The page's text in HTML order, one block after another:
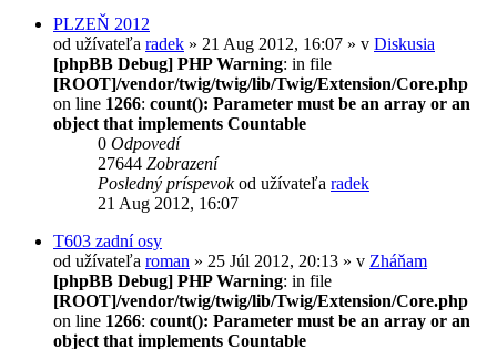
PLZEŇ 2012
od užívateľa radek » 21 Aug 2012, 16:07 » v Diskusia
[phpBB Debug] PHP Warning: in file
[ROOT]/vendor/twig/twig/lib/Twig/Extension/Core.php
on line 1266: count(): Parameter must be an array or an
object that implements Countable
0 Odpovedí
27644 Zobrazení
Posledný príspevokod užívateľa radek
21 Aug 2012, 16:07
T603 zadní osy
od užívateľa roman » 25 Júl 2012, 20:13 » v Zháňam
[phpBB Debug] PHP Warning: in file
[ROOT]/vendor/twig/twig/lib/Twig/Extension/Core.php
on line 1266: count(): Parameter must be an array or an
object that implements Countable